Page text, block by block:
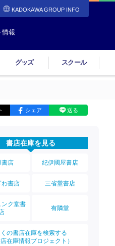
KADOKAWA GROUP INFO
情報
グッズ スクール
シェア 送る
書店在庫を見る
書店 紀伊國屋書店
わ書店 三省堂書店
ンク堂書
店
有隣堂
の書店在庫を検索する
店在庫情報プロジェクト）